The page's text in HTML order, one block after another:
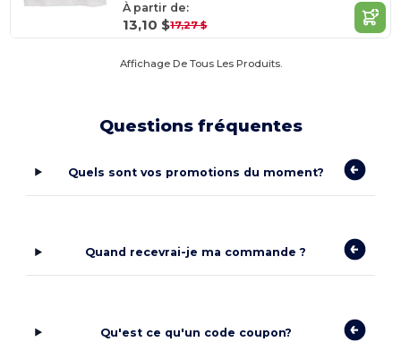
À partir de:
13,10 $17,27 $
Affichage De Tous Les Produits.
Questions fréquentes
Quels sont vos promotions du moment?
Quand recevrai-je ma commande ?
Qu'est ce qu'un code coupon?